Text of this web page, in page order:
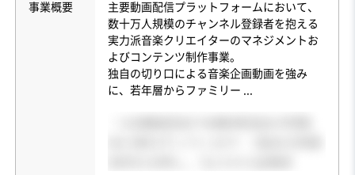
事業概要
主要動画配信プラットフォームにおいて、
数十万人規模のチャンネル登録者を抱える
実力派音楽クリエイターのマネジメントお
よびコンテンツ制作事業。
独自の切り口による音楽企画動画を強み
に、若年層からファミリー